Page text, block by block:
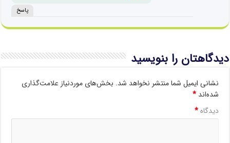
پاسخ
دیدگاهتان را بنویسید
نشانی ایمیل شما منتشر نخواهد شد. بخش‌های موردنیاز علامت‌گذاری
شده‌اند*
دیدگاه*